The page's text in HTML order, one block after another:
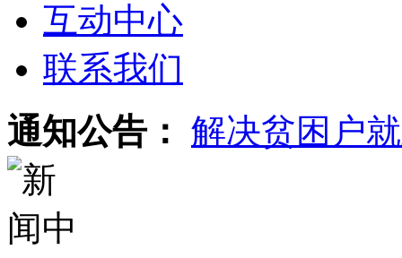
互动中心
联系我们
通知公告： 解决贫困户